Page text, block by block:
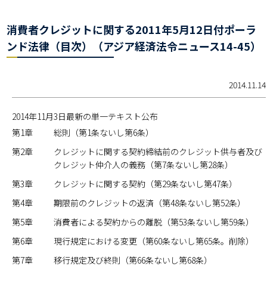
消費者クレジットに関する2011年5月12日付ポーラ
ンド法律（目次）（アジア経済法令ニュース14-45）
2014.11.14
2014年11月3日最新の単一テキスト公布
第1章
総則（第1条ないし第6条）
第2章
クレジットに関する契約締結前のクレジット供与者及び
クレジット仲介人の義務（第7条ないし第28条）
第3章
クレジットに関する契約（第29条ないし第47条）
第4章
期限前のクレジットの返済（第48条ないし第52条）
第5章
消費者による契約からの離脱（第53条ないし第59条）
第6章
現行規定における変更（第60条ないし第65条。削除）
第7章
移行規定及び終則（第66条ないし第68条）